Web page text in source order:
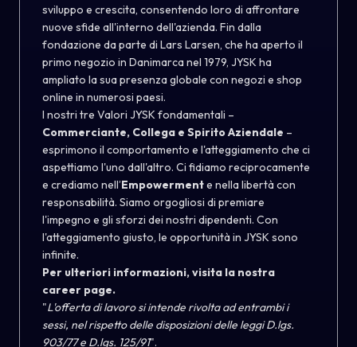
sviluppo e crescita, consentendo loro di affrontare
nuove sfide all'interno dell'azienda. Fin dalla
fondazione da parte di Lars Larsen, che ha aperto il
primo negozio in Danimarca nel 1979, JYSK ha
ampliato la sua presenza globale con negozi e shop
online in numerosi paesi.
I nostri tre Valori JYSK fondamentali –
Commerciante, Collega e Spirito Aziendale –
esprimono il comportamento e l'atteggiamento che ci
aspettiamo l'uno dall'altro. Ci fidiamo reciprocamente
e crediamo nell’Empowermente nella libertà con
responsabilità. Siamo orgogliosi di premiare
l'impegno e gli sforzi dei nostri dipendenti. Con
l'atteggiamento giusto, le opportunità in JYSK sono
infinite.
Per ulteriori informazioni, visita la nostra
career page.
"L'offerta di lavoro si intende rivolta ad entrambi i
sessi, nel rispetto delle disposizioni delle leggi D.lgs.
903/77 e D.lgs. 125/91".